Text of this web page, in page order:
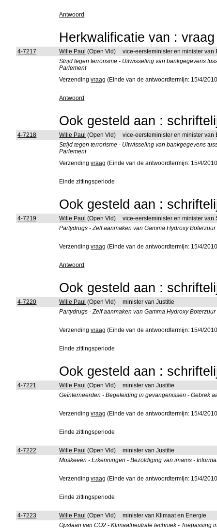
Antwoord
Herkwalificatie van :
4-7217 Wille Paul (Open Vld)
vice-eersteminister en minister
Strijd tegen terrorisme - Uitwisseling van bankgegevens
Parlement
Verzendingvraag (Einde van de antwoordtermijn: 15/4/
Antwoord
Ook gesteld aan :
4-7218 Wille Paul (Open Vld)
vice-eersteminister en minister
Strijd tegen terrorisme - Uitwisseling van bankgegevens
Parlement
Verzendingvraag (Einde van de antwoordtermijn: 15/4/
Einde zittingsperiode
Ook gesteld aan :
4-7219 Wille Paul (Open Vld)
vice-eersteminister en minister
Partydrugs - Zelf aanmaken van Gamma Hydroxy
Verzendingvraag (Einde van de antwoordtermijn: 15/4/
Antwoord
Ook gesteld aan :
4-7220 Wille Paul (Open Vld)
minister van Justitie
Partydrugs - Zelf aanmaken van Gamma Hydroxy
Verzendingvraag (Einde van de antwoordtermijn: 15/4/
Einde zittingsperiode
Ook gesteld aan :
4-7221 Wille Paul (Open Vld)
minister van Justitie
Geïnterneerden - Begeleiding in gevangenissen - Gebrek
Verzendingvraag (Einde van de antwoordtermijn: 15/4/
Einde zittingsperiode
4-7222 Wille Paul (Open Vld)
minister van Justitie
Moskeeën - Erkenningen - Bezoldiging van imams -
Verzendingvraag (Einde van de antwoordtermijn: 15/4/
Einde zittingsperiode
4-7223 Wille Paul (Open Vld)
minister van Klimaat en Energie
Opslaan van CO2 - Klimaatneutrale techniek - Toepassing